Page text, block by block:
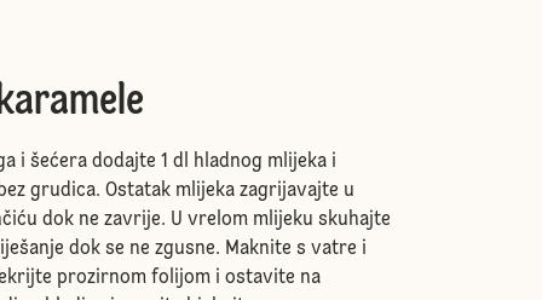
i šećera dodajte 1 dl hladnog mlijeka i
grudica. Ostatak mlijeka zagrijavajte u
dok ne zavrije. U vrelom mlijeku skuhajte
dok se ne zgusne. Maknite s vatre i
prozirnom folijom i ostavite na